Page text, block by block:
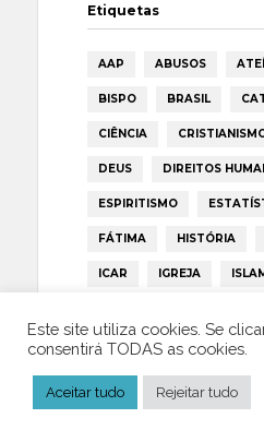
Etiquetas
AAP ABUSOS
BISPO BRASIL
CIÊNCIA
DEUS DIREITOS
ESPIRITISMO
FÁTIMA HISTÓRIA
ICAR IGREJA
LIVRE-PENSAMENTO
MORAL MULHER
PAPA PAPAS
Este site utiliza cookies. Se
consentirá TODAS as cookies.
Aceitar tudo Rejeitar tudo